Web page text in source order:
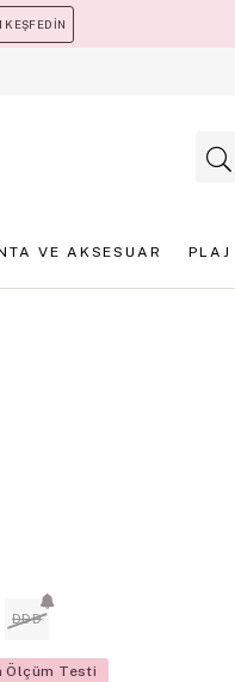
KEŞFEDİN
VE AKSESUAR PLAJ
DDD
Ölçüm Testi